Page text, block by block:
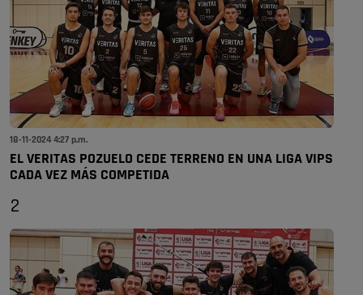
18-11-2024 4:27 p.m.
EL VERITAS POZUELO CEDE TERRENO EN UNA LIGA VIPS
CADA VEZ MÁS COMPETIDA
2